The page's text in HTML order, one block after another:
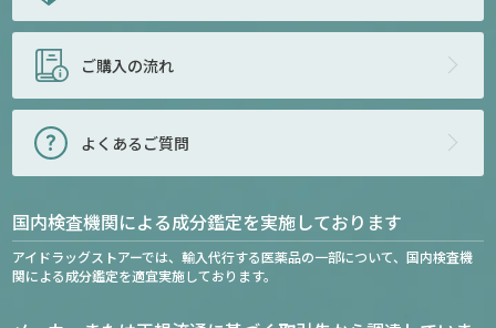
ご購入の流れ
よくあるご質問
国内検査機関による成分鑑定を実施しております
アイドラッグストアーでは、輸入代行する医薬品の一部について、国内検査機
関による成分鑑定を適宜実施しております。